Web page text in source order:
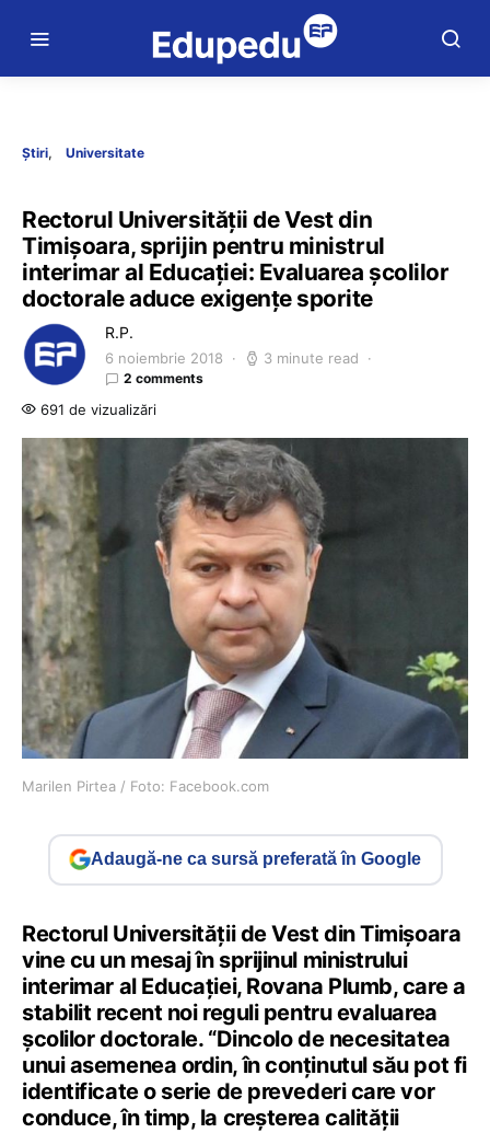
Știri Universitate
Rectorul Universității de Vest din
Timișoara, sprijin pentru ministrul
interimar al Educației: Evaluarea școlilor
doctorale aduce exigențe sporite
R.P.
6 noiembrie 2018 3 minute read
2 comments
691 de vizualizări
Marilen Pirtea / Foto: Facebook.com
Adaugă-ne ca sursă preferată în Google
Rectorul Universității de Vest din Timișoara
vine cu un mesaj în sprijinul ministrului
interimar al Educației, Rovana Plumb, care a
stabilit recent noi reguli pentru evaluarea
școlilor doctorale. “Dincolo de necesitatea
unui asemenea ordin, în conținutul său pot fi
identificate o serie de prevederi care vor
conduce, în timp, la creșterea calității